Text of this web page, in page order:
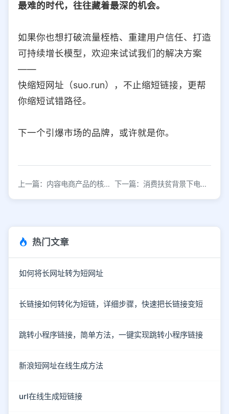
最难的时代，往往藏着最深的机会。
如果你也想打破流量桎梏、重建用户信任、打造
可持续增长模型，欢迎来试试我们的解决方案
——
快缩短网址（suo.run），不止缩短链接，更帮
你缩短试错路径。
下一个引爆市场的品牌，或许就是你。
上一篇：内容电商产品的核心逻辑与本质洞察 下一篇：消费扶贫背景下电商行业发展分析
热门文章
如何将长网址转为短网址
长链接如何转化为短链，详细步骤，快速把长链接变短
跳转小程序链接，简单方法，一键实现跳转小程序链接
新浪短网址在线生成方法
url在线生成短链接